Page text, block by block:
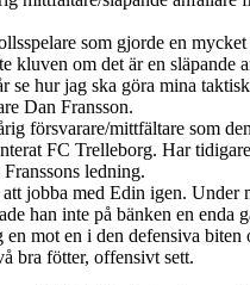
som gjorde en
kluven om det är en släpande
se hur jag ska göra mina
Dan Fransson.
försvarare/mittfältare som
FC Trelleborg. Har
ledning.
jobba med Edin igen. Under
han inte på bänken en enda
en mot en i den defensiva biten
bra fötter, offensivt sett.